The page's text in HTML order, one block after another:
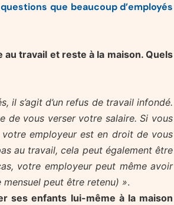
que beaucoup d’employés
travail et reste à la maison. Quels
il s’agit d’un refus de travail infondé.
de vous verser votre salaire. Si vous
employeur est en droit de vous
au travail, cela peut également être
votre employeur peut même avoir
peut être retenu) ».
ses enfants lui-même à la maison